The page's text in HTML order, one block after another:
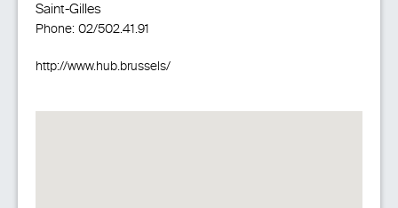
Saint-Gilles
Phone: 02/502.41.91
http://www.hub.brussels/